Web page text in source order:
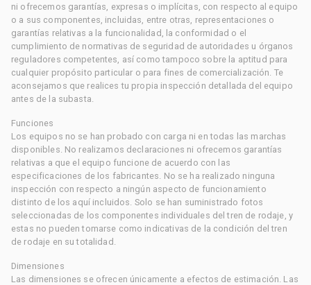
ni ofrecemos garantías, expresas o implícitas, con respecto al equipo
o a sus componentes, incluidas, entre otras, representaciones o
garantías relativas a la funcionalidad, la conformidad o el
cumplimiento de normativas de seguridad de autoridades u órganos
reguladores competentes, así como tampoco sobre la aptitud para
cualquier propósito particular o para fines de comercialización. Te
aconsejamos que realices tu propia inspección detallada del equipo
antes de la subasta.
Funciones
Los equipos no se han probado con carga ni en todas las marchas
disponibles. No realizamos declaraciones ni ofrecemos garantías
relativas a que el equipo funcione de acuerdo con las
especificaciones de los fabricantes. No se ha realizado ninguna
inspección con respecto a ningún aspecto de funcionamiento
distinto de los aquí incluidos. Solo se han suministrado fotos
seleccionadas de los componentes individuales del tren de rodaje, y
estas no pueden tomarse como indicativas de la condición del tren
de rodaje en su totalidad.
Dimensiones
Las dimensiones se ofrecen únicamente a efectos de estimación. Las